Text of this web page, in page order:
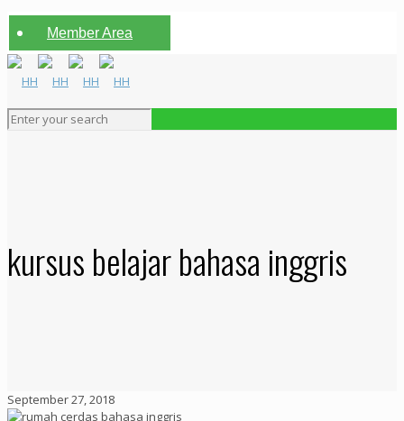
Member Area
kursus belajar bahasa inggris
September 27, 2018